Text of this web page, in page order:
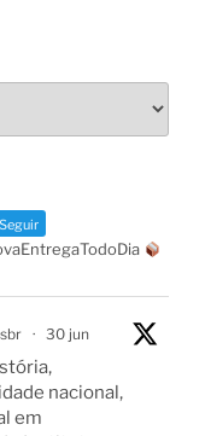
Seguir
· 30 jun
nacional,
em